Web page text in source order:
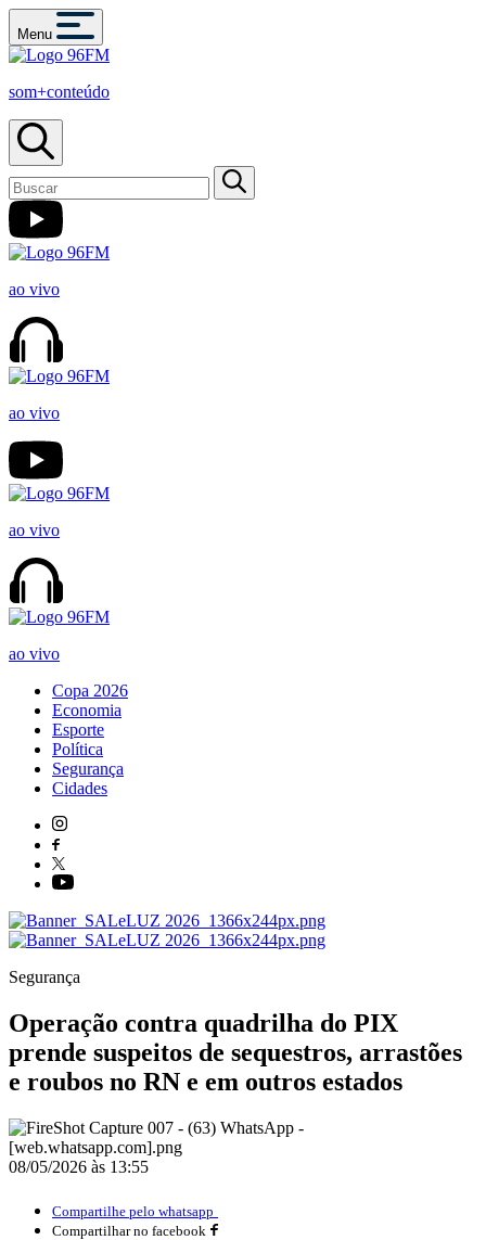
Menu
som+conteúdo
ao vivo
ao vivo
ao vivo
ao vivo
Copa 2026
Economia
Esporte
Política
Segurança
Cidades
Segurança
Operação contra quadrilha do PIX
prende suspeitos de sequestros, arrastões
e roubos no RN e em outros estados
08/05/2026 às 13:55
Compartilhe pelo whatsapp
Compartilhar no facebook